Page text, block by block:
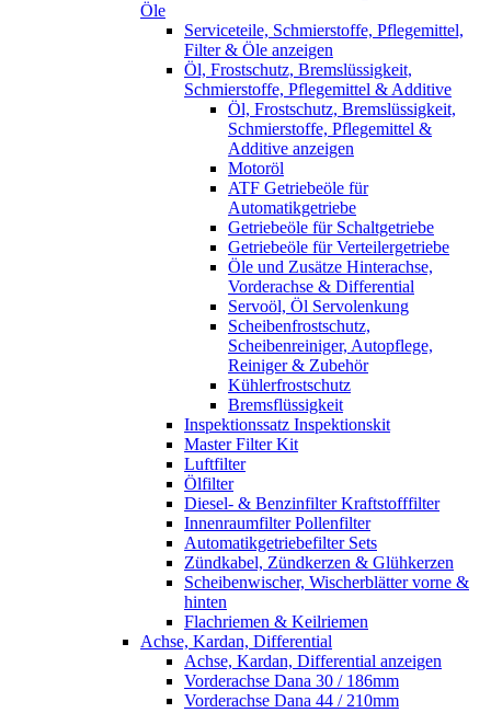
Öle
Serviceteile, Schmierstoffe, Pflegemittel,
Filter & Öle anzeigen
Öl, Frostschutz, Bremslüssigkeit,
Schmierstoffe, Pflegemittel & Additive
Öl, Frostschutz, Bremslüssigkeit,
Schmierstoffe, Pflegemittel &
Additive anzeigen
Motoröl
ATF Getriebeöle für
Automatikgetriebe
Getriebeöle für Schaltgetriebe
Getriebeöle für Verteilergetriebe
Öle und Zusätze Hinterachse,
Vorderachse & Differential
Servoöl, Öl Servolenkung
Scheibenfrostschutz,
Scheibenreiniger, Autopflege,
Reiniger & Zubehör
Kühlerfrostschutz
Bremsflüssigkeit
Inspektionssatz Inspektionskit
Master Filter Kit
Luftfilter
Ölfilter
Diesel- & Benzinfilter Kraftstofffilter
Innenraumfilter Pollenfilter
Automatikgetriebefilter Sets
Zündkabel, Zündkerzen & Glühkerzen
Scheibenwischer, Wischerblätter vorne &
hinten
Flachriemen & Keilriemen
Achse, Kardan, Differential
Achse, Kardan, Differential anzeigen
Vorderachse Dana 30 / 186mm
Vorderachse Dana 44 / 210mm